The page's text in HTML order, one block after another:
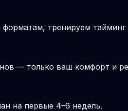
тренируем тайминг
— только ваш комфорт и
на первые 4–6 недель.